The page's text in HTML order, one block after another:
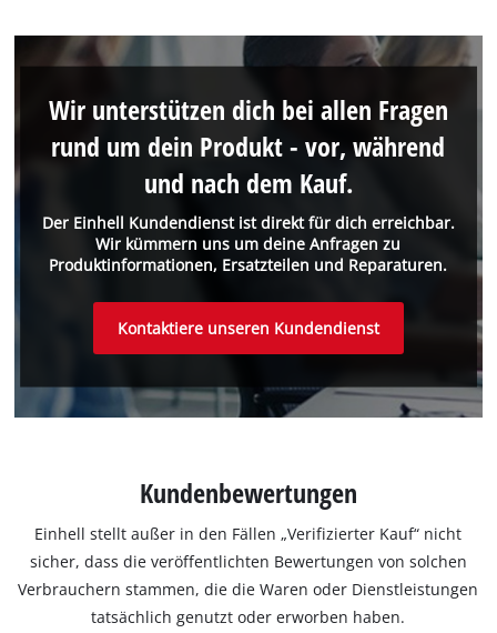
Der Einhell Kundendienst ist direkt für dich erreichbar.
Wir kümmern uns um deine Anfragen zu
Produktinformationen, Ersatzteilen und Reparaturen.
Wir unterstützen dich bei allen Fragen
rund um dein Produkt - vor, während
und nach dem Kauf.
Kontaktiere unseren Kundendienst
Kundenbewertungen
Einhell stellt außer in den Fällen „Verifizierter Kauf“ nicht
sicher, dass die veröffentlichten Bewertungen von solchen
Verbrauchern stammen, die die Waren oder Dienstleistungen
tatsächlich genutzt oder erworben haben.